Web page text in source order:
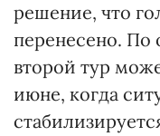
решение, что
перенесено. По
второй тур
июне, когда